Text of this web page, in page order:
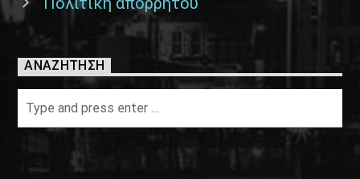
ΑΝΑΖΉΤΗΣΗ